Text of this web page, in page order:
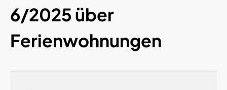
6/2025 über
Ferienwohnungen